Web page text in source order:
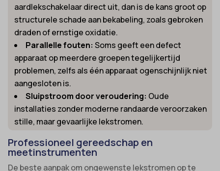
aardlekschakelaar direct uit, dan is de kans groot op
structurele schade aan bekabeling, zoals gebroken
draden of ernstige oxidatie.
Parallelle fouten: Soms geeft een defect
apparaat op meerdere groepen tegelijkertijd
problemen, zelfs als één apparaat ogenschijnlijk niet
aangesloten is.
Sluipstroom door veroudering: Oude
installaties zonder moderne randaarde veroorzaken
stille, maar gevaarlijke lekstromen.
Professioneel gereedschap en
meetinstrumenten
De beste aanpak om ongewenste lekstromen op te